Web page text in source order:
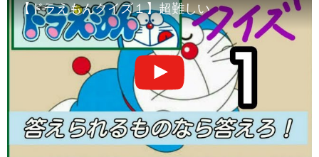
【ドラえもんクイズ１】超難しい